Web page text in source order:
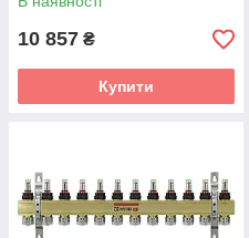
10 857 ₴
Купити